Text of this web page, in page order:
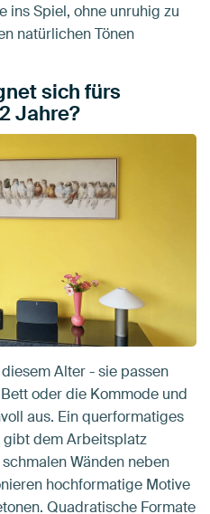
ins Spiel, ohne unruhig zu
natürlichen Tönen
sich fürs
Jahre?
Alter - sie passen
oder die Kommode und
aus. Ein querformatiges
dem Arbeitsplatz
Wänden neben
hochformatige Motive
Quadratische Formate